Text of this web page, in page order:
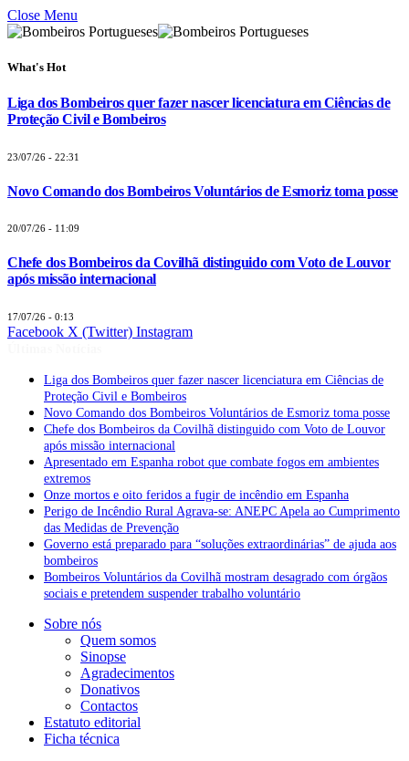
Close Menu
What's Hot
Liga dos Bombeiros quer fazer nascer licenciatura em Ciências de
Proteção Civil e Bombeiros
23/07/26 - 22:31
Novo Comando dos Bombeiros Voluntários de Esmoriz toma posse
20/07/26 - 11:09
Chefe dos Bombeiros da Covilhã distinguido com Voto de Louvor
após missão internacional
17/07/26 - 0:13
Facebook X (Twitter) Instagram
Liga dos Bombeiros quer fazer nascer licenciatura em Ciências de
Proteção Civil e Bombeiros
Novo Comando dos Bombeiros Voluntários de Esmoriz toma posse
Chefe dos Bombeiros da Covilhã distinguido com Voto de Louvor
após missão internacional
Apresentado em Espanha robot que combate fogos em ambientes
extremos
Onze mortos e oito feridos a fugir de incêndio em Espanha
Perigo de Incêndio Rural Agrava-se: ANEPC Apela ao Cumprimento
das Medidas de Prevenção
Governo está preparado para “soluções extraordinárias” de ajuda aos
bombeiros
Bombeiros Voluntários da Covilhã mostram desagrado com órgãos
sociais e pretendem suspender trabalho voluntário
Sobre nós
Quem somos
Sinopse
Agradecimentos
Donativos
Contactos
Estatuto editorial
Ficha técnica